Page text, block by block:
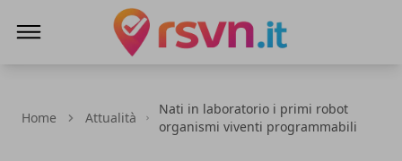
Home Attualità
Nati in laboratorio i primi robot
organismi viventi programmabili